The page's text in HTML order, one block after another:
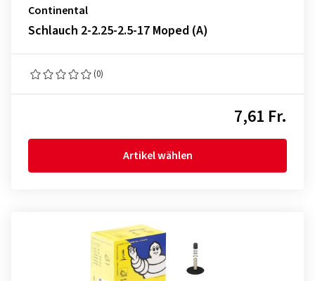
Continental
Schlauch 2-2.25-2.5-17 Moped (A)
(0)
7,61 Fr.
Artikel wählen